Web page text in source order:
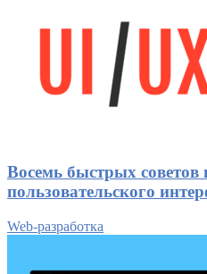
Восемь быстрых
пользовательского
Web-разработка